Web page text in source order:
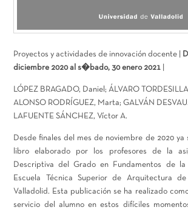
Proyectos y actividades de innovación docente |
diciembre 2020 al s�bado, 30 enero 2021
LÓPEZ BRAGADO, Daniel; ÁLVARO
ALONSO RODRÍGUEZ, Marta; GALVÁN
LAFUENTE SÁNCHEZ, Víctor A.
Desde finales del mes de noviembre de 2020 ya
libro elaborado por los profesores de la
Descriptiva del Grado en Fundamentos de
Escuela Técnica Superior de Arquitectura
Valladolid. Esta publicación se ha realizado
servicio del alumno en estos difíciles